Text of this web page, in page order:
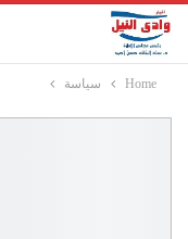
Home سياسة